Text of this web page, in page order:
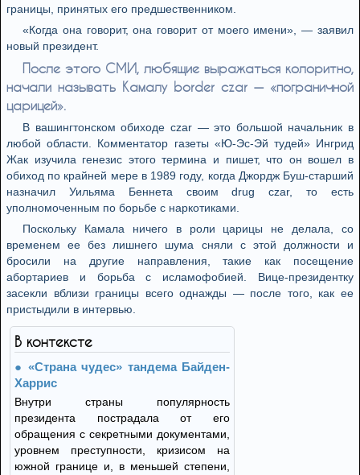
границы, принятых его предшественником.
«Когда она говорит, она говорит от моего имени», — заявил
новый президент.
После этого СМИ, любящие выражаться колоритно,
начали называть Камалу border czar — «пограничной
царицей».
В вашингтонском обиходе czar — это большой начальник в
любой области. Комментатор газеты «Ю-Эс-Эй тудей» Ингрид
Жак изучила генезис этого термина и пишет, что он вошел в
обиход по крайней мере в 1989 году, когда Джордж Буш-старший
назначил Уильяма Беннета своим drug czar, то есть
уполномоченным по борьбе с наркотиками.
Поскольку Камала ничего в роли царицы не делала, со
временем ее без лишнего шума сняли с этой должности и
бросили на другие направления, такие как посещение
абортариев и борьба с исламофобией. Вице-президентку
засекли вблизи границы всего однажды — после того, как ее
пристыдили в интервью.
В контексте
«Страна чудес» тандема Байден-
Харрис
Внутри страны популярность
президента пострадала от его
обращения с секретными документами,
уровнем преступности, кризисом на
южной границе и, в меньшей степени,